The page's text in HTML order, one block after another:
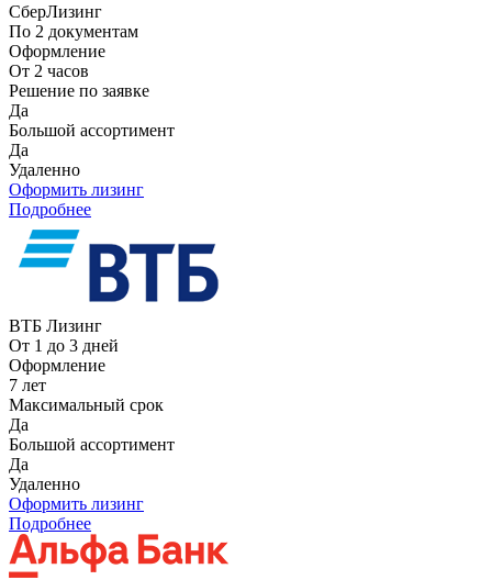
СберЛизинг
По 2 документам
Оформление
От 2 часов
Решение по заявке
Да
Большой ассортимент
Да
Удаленно
Оформить лизинг
Подробнее
ВТБ Лизинг
От 1 до 3 дней
Оформление
7 лет
Максимальный срок
Да
Большой ассортимент
Да
Удаленно
Оформить лизинг
Подробнее